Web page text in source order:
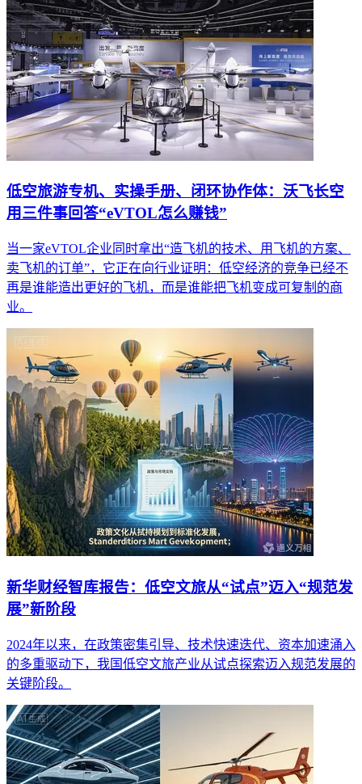
低空旅游专机、实操手册、闭环协作体：沃飞长空
用三件事回答“eVTOL怎么赚钱”
当一家eVTOL企业同时拿出“造飞机的技术、用飞机的方案、
卖飞机的订单”，它正在向行业证明：低空经济的竞争已经不
再是谁能造出更好的飞机，而是谁能把飞机变成可复制的商
业。
新华财经智库报告：低空文旅从“试点”迈入“规范发
展”新阶段
2024年以来，在政策密集引导、技术快速迭代、资本加速涌入
的多重驱动下，我国低空文旅产业从试点探索迈入规范发展的
关键阶段。